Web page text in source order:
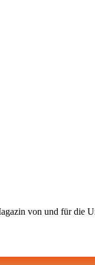
von und für die